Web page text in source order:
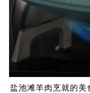
盐池滩羊肉烹就的美